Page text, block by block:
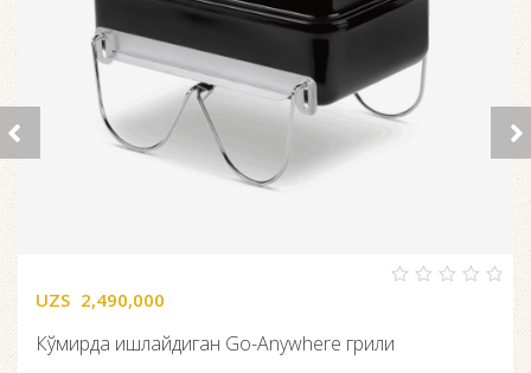
5
UZS 2,490,000
Кўмирда ишлайдиган Go-Anywhere грили